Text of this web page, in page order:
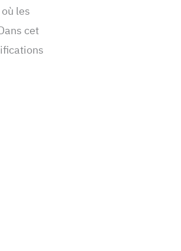
les
cet